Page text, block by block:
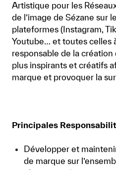
Artistique pour les
de l’image de Sézane sur
plateformes (Instagram,
Youtube… et toutes celles
responsable de la
plus inspirants et créatifs
marque et provoquer la
Principales
Développer et
de marque sur